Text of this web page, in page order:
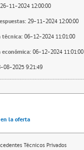
26-11-2024 12:00:00
29-11-2024 12:00:00
técnica: 06-12-2024 11:01:00
06-12-2024 11:01:00
08-2025 9:21:49
la oferta
Técnicos Privados